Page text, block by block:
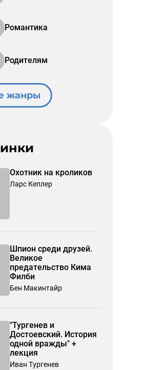
Романтика
Родителям
жанры
Охотник на кроликов
Ларс Кеплер
Шпион среди друзей.
Великое
предательство Кима
Филби
Бен Макинтайр
"Тургенев и
Достоевский. История
одной вражды" +
лекция
Иван Тургенев